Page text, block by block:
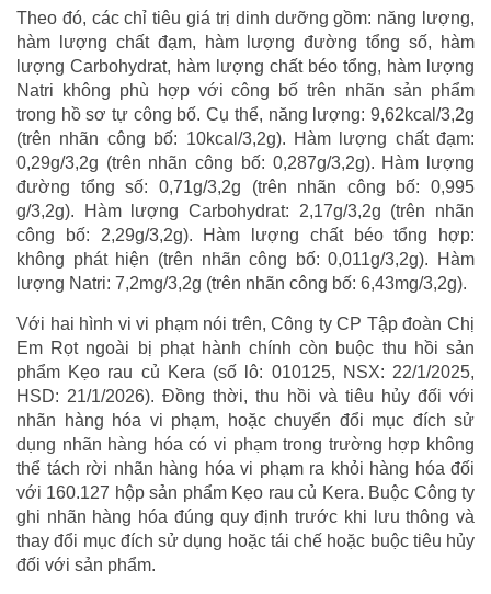
Theo đó, các chỉ tiêu giá trị dinh dưỡng gồm: năng lượng,
hàm lượng chất đạm, hàm lượng đường tổng số, hàm
lượng Carbohydrat, hàm lượng chất béo tổng, hàm lượng
Natri không phù hợp với công bố trên nhãn sản phẩm
trong hồ sơ tự công bố. Cụ thể, năng lượng: 9,62kcal/3,2g
(trên nhãn công bố: 10kcal/3,2g). Hàm lượng chất đạm:
0,29g/3,2g (trên nhãn công bố: 0,287g/3,2g). Hàm lượng
đường tổng số: 0,71g/3,2g (trên nhãn công bố: 0,995
g/3,2g). Hàm lượng Carbohydrat: 2,17g/3,2g (trên nhãn
công bố: 2,29g/3,2g). Hàm lượng chất béo tổng hợp:
không phát hiện (trên nhãn công bố: 0,011g/3,2g). Hàm
lượng Natri: 7,2mg/3,2g (trên nhãn công bố: 6,43mg/3,2g).
Với hai hình vi vi phạm nói trên, Công ty CP Tập đoàn Chị
Em Rọt ngoài bị phạt hành chính còn buộc thu hồi sản
phẩm Kẹo rau củ Kera (số lô: 010125, NSX: 22/1/2025,
HSD: 21/1/2026). Đồng thời, thu hồi và tiêu hủy đối với
nhãn hàng hóa vi phạm, hoặc chuyển đổi mục đích sử
dụng nhãn hàng hóa có vi phạm trong trường hợp không
thể tách rời nhãn hàng hóa vi phạm ra khỏi hàng hóa đối
với 160.127 hộp sản phẩm Kẹo rau củ Kera. Buộc Công ty
ghi nhãn hàng hóa đúng quy định trước khi lưu thông và
thay đổi mục đích sử dụng hoặc tái chế hoặc buộc tiêu hủy
đối với sản phẩm.